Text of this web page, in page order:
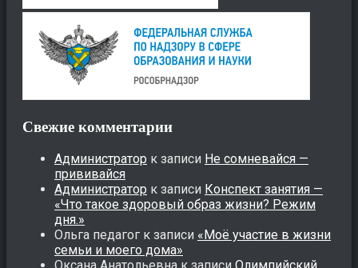
Свежие комментарии
Администратор к записи Не сомневайся —
прививайся
Администратор к записи Конспект занятия —
«Что такое здоровый образ жизни? Режим
дня.»
Ольга педагог к записи «Моё участие в жизни
семьи и моего дома»